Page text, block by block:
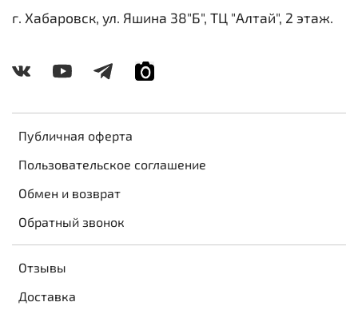
Публичная оферта
Пользовательское соглашение
Обмен и возврат
Обратный звонок
Отзывы
Доставка
г. Хабаровск, ул. Яшина 38"Б", ТЦ "Алтай", 2 этаж.